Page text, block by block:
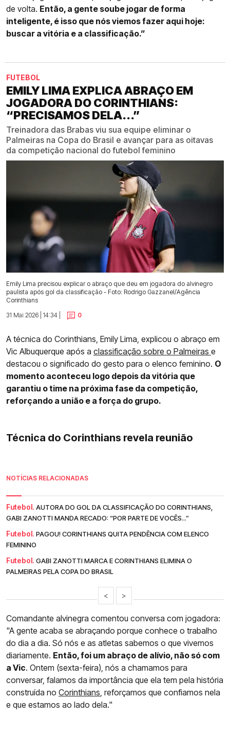
de volta. Então, a gente soube jogar de forma
inteligente, é isso que nós viemos fazer aqui hoje:
buscar a vitória e a classificação.”
FUTEBOL
EMILY LIMA EXPLICA ABRAÇO EM
JOGADORA DO CORINTHIANS:
“PRECISAMOS DELA...”
Treinadora das Brabas viu sua equipe eliminar o
Palmeiras na Copa do Brasil e avançar para as oitavas
da competição nacional do futebol feminino
Emily Lima precisou explicar o abraço que deu em jogadora do alvinegro
paulista após gol da classificação - Foto: Rodrigo Gazzanel/Agência
Corinthians
31 Mai 2026 | 14:34 |
0
A técnica do Corinthians, Emily Lima, explicou o abraço em
Vic Albuquerque após a classificação sobre o Palmeiras e
destacou o significado do gesto para o elenco feminino. O
momento aconteceu logo depois da vitória que
garantiu o time na próxima fase da competição,
reforçando a união e a força do grupo.
Técnica do Corinthians revela reunião
NOTÍCIAS RELACIONADAS
Futebol. AUTORA DO GOL DA CLASSIFICAÇÃO DO CORINTHIANS,
GABI ZANOTTI MANDA RECADO: “POR PARTE DE VOCÊS...”
Futebol. PAGOU! CORINTHIANS QUITA PENDÊNCIA COM ELENCO
FEMININO
Futebol. GABI ZANOTTI MARCA E CORINTHIANS ELIMINA O
PALMEIRAS PELA COPA DO BRASIL
< >
Comandante alvinegra comentou conversa com jogadora:
"A gente acaba se abraçando porque conhece o trabalho
do dia a dia. Só nós e as atletas sabemos o que vivemos
diariamente. Então, foi um abraço de alívio, não só com
a Vic. Ontem (sexta-feira), nós a chamamos para
conversar, falamos da importância que ela tem pela história
construída no Corinthians, reforçamos que confiamos nela
e que estamos ao lado dela."